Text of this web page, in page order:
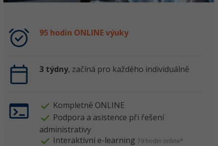
95 hodin ONLINE výuky
3 týdny, začíná pro každého individuálně
Kompletně ONLINE
Podpora a asistence při řešení
administrativy
Interaktivní e-learning 79 hodin online*